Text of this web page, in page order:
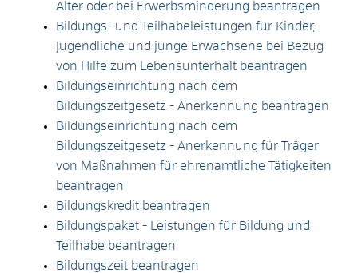
Alter oder bei Erwerbsminderung beantragen
Bildungs- und Teilhabeleistungen für Kinder,
Jugendliche und junge Erwachsene bei Bezug
von Hilfe zum Lebensunterhalt beantragen
Bildungseinrichtung nach dem
Bildungszeitgesetz - Anerkennung beantragen
Bildungseinrichtung nach dem
Bildungszeitgesetz - Anerkennung für Träger
von Maßnahmen für ehrenamtliche Tätigkeiten
beantragen
Bildungskredit beantragen
Bildungspaket - Leistungen für Bildung und
Teilhabe beantragen
Bildungszeit beantragen